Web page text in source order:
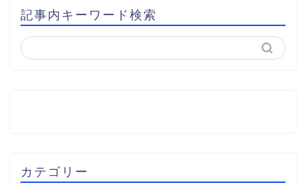
記事内キーワード検索
カテゴリー